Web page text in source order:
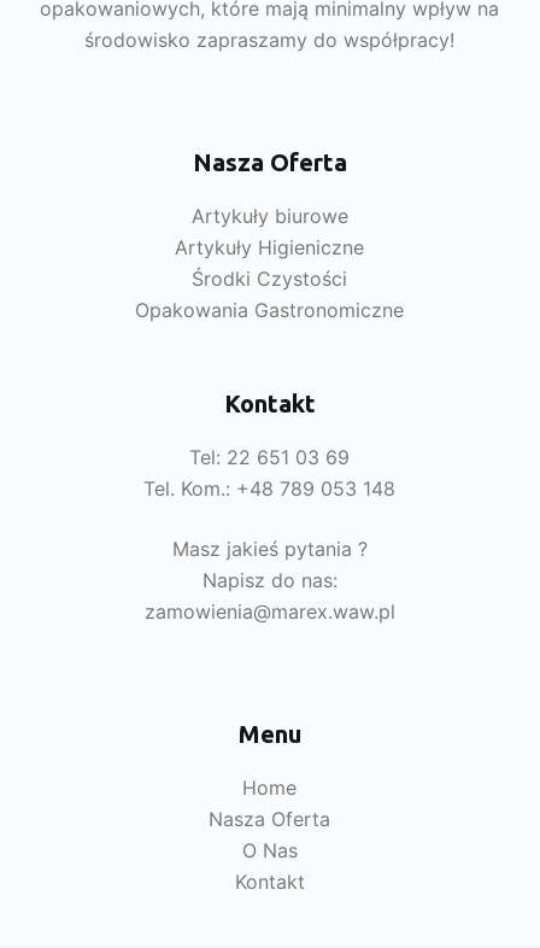
opakowaniowych, które mają minimalny wpływ na
środowisko zapraszamy do współpracy!
Nasza Oferta
Artykuły biurowe
Artykuły Higieniczne
Środki Czystości
Opakowania Gastronomiczne
Kontakt
Tel: 22 651 03 69
Tel. Kom.: +48 789 053 148
Masz jakieś pytania ?
Napisz do nas:
zamowienia@marex.waw.pl
Menu
Home
Nasza Oferta
O Nas
Kontakt